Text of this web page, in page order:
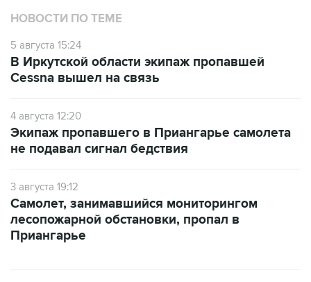
НОВОСТИ ПО ТЕМЕ
5 августа 15:24
В Иркутской области экипаж пропавшей
Cessna вышел на связь
4 августа 12:20
Экипаж пропавшего в Приангарье самолета
не подавал сигнал бедствия
3 августа 19:12
Самолет, занимавшийся мониторингом
лесопожарной обстановки, пропал в
Приангарье